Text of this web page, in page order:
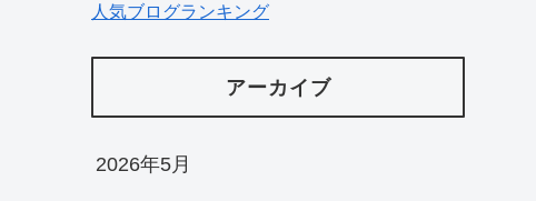
人気ブログランキング
アーカイブ
2026年5月